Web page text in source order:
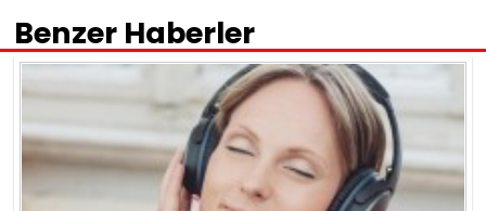
Benzer Haberler